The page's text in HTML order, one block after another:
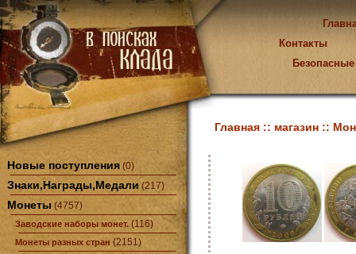
Контакты
Новые поступления (0)
Знаки,Награды,Медали (217)
Монеты (4757)
Заводские наборы монет. (116)
Монеты разных стран (2151)
Главная :: магазин ::